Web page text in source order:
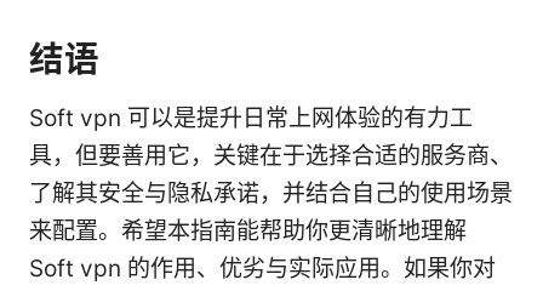
结语
Soft vpn 可以是提升日常上网体验的有力工
具，但要善用它，关键在于选择合适的服务商、
了解其安全与隐私承诺，并结合自己的使用场景
来配置。希望本指南能帮助你更清晰地理解
Soft vpn 的作用、优劣与实际应用。如果你对